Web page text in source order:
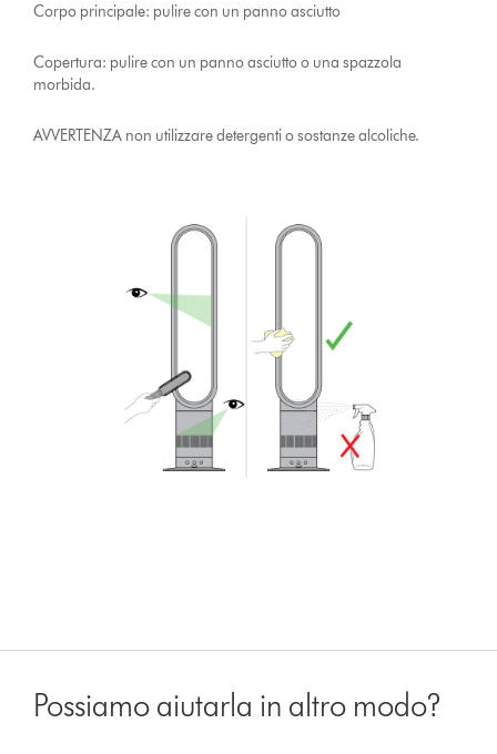
Corpo principale: pulire con un panno asciutto
Copertura: pulire con un panno asciutto o una spazzola
morbida.
AVVERTENZA non utilizzare detergenti o sostanze alcoliche.
Possiamo aiutarla in altro modo?